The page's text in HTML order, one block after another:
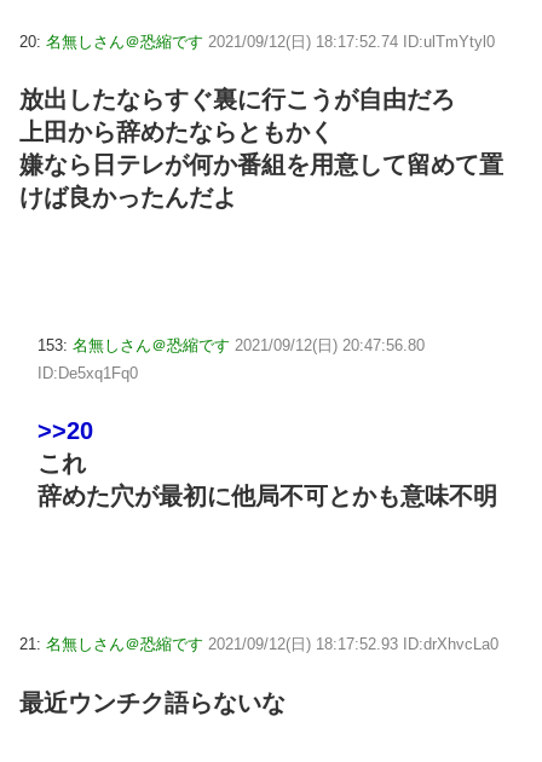
20: 名無しさん＠恐縮です 2021/09/12(日) 18:17:52.74 ID:ulTmYtyl0
放出したならすぐ裏に行こうが自由だろ
上田から辞めたならともかく
嫌なら日テレが何か番組を用意して留めて置
けば良かったんだよ
153: 名無しさん＠恐縮です 2021/09/12(日) 20:47:56.80
ID:De5xq1Fq0
>>20
これ
辞めた穴が最初に他局不可とかも意味不明
21: 名無しさん＠恐縮です 2021/09/12(日) 18:17:52.93 ID:drXhvcLa0
最近ウンチク語らないな